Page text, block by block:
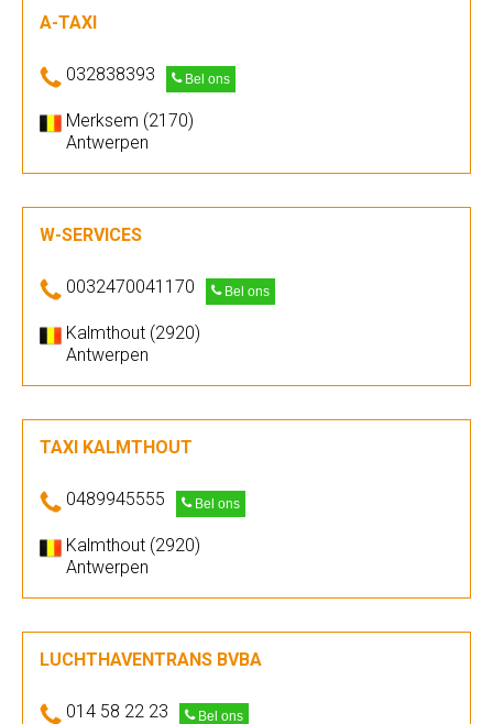
A-TAXI
032838393 Bel ons
Merksem (2170)
Antwerpen
W-SERVICES
0032470041170 Bel ons
Kalmthout (2920)
Antwerpen
TAXI KALMTHOUT
0489945555 Bel ons
Kalmthout (2920)
Antwerpen
LUCHTHAVENTRANS BVBA
014 58 22 23 Bel ons